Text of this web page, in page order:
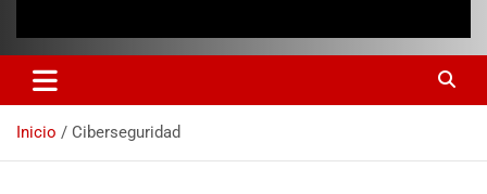
Inicio Ciberseguridad